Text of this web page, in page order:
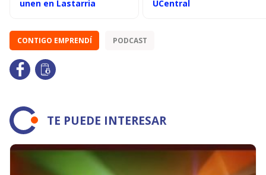
unen en Lastarria UCentral
CONTIGO EMPRENDÍ PODCAST
TE PUEDE INTERESAR